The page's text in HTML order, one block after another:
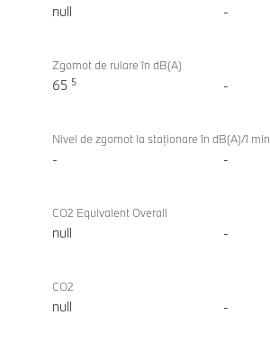
null -
Zgomot de rulare în dB(A)
65 5 -
Nivel de zgomot la staţionare în dB(A)/1 min
- -
CO2 Equivalent Overall
null -
CO2
null -